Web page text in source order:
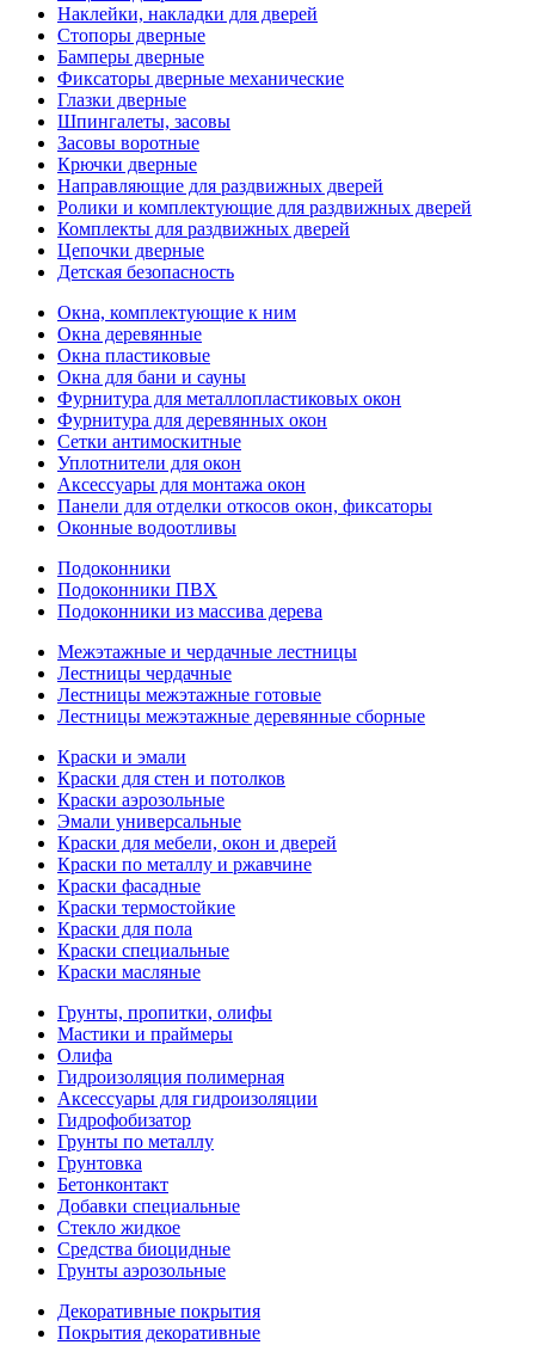
Наклейки, накладки для дверей
Стопоры дверные
Бамперы дверные
Фиксаторы дверные механические
Глазки дверные
Шпингалеты, засовы
Засовы воротные
Крючки дверные
Направляющие для раздвижных дверей
Ролики и комплектующие для раздвижных дверей
Комплекты для раздвижных дверей
Цепочки дверные
Детская безопасность
Окна, комплектующие к ним
Окна деревянные
Окна пластиковые
Окна для бани и сауны
Фурнитура для металлопластиковых окон
Фурнитура для деревянных окон
Сетки антимоскитные
Уплотнители для окон
Аксессуары для монтажа окон
Панели для отделки откосов окон, фиксаторы
Оконные водоотливы
Подоконники
Подоконники ПВХ
Подоконники из массива дерева
Межэтажные и чердачные лестницы
Лестницы чердачные
Лестницы межэтажные готовые
Лестницы межэтажные деревянные сборные
Краски и эмали
Краски для стен и потолков
Краски аэрозольные
Эмали универсальные
Краски для мебели, окон и дверей
Краски по металлу и ржавчине
Краски фасадные
Краски термостойкие
Краски для пола
Краски специальные
Краски масляные
Грунты, пропитки, олифы
Мастики и праймеры
Олифа
Гидроизоляция полимерная
Аксессуары для гидроизоляции
Гидрофобизатор
Грунты по металлу
Грунтовка
Бетонконтакт
Добавки специальные
Стекло жидкое
Средства биоцидные
Грунты аэрозольные
Декоративные покрытия
Покрытия декоративные